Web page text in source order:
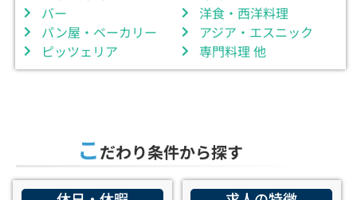
バー
パン屋・ベーカリー
ピッツェリア
洋食・西洋料理
アジア・エスニック
専門料理 他
こだわり条件から探す